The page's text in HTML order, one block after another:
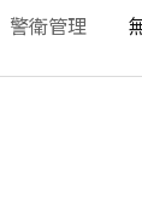
警衛管理